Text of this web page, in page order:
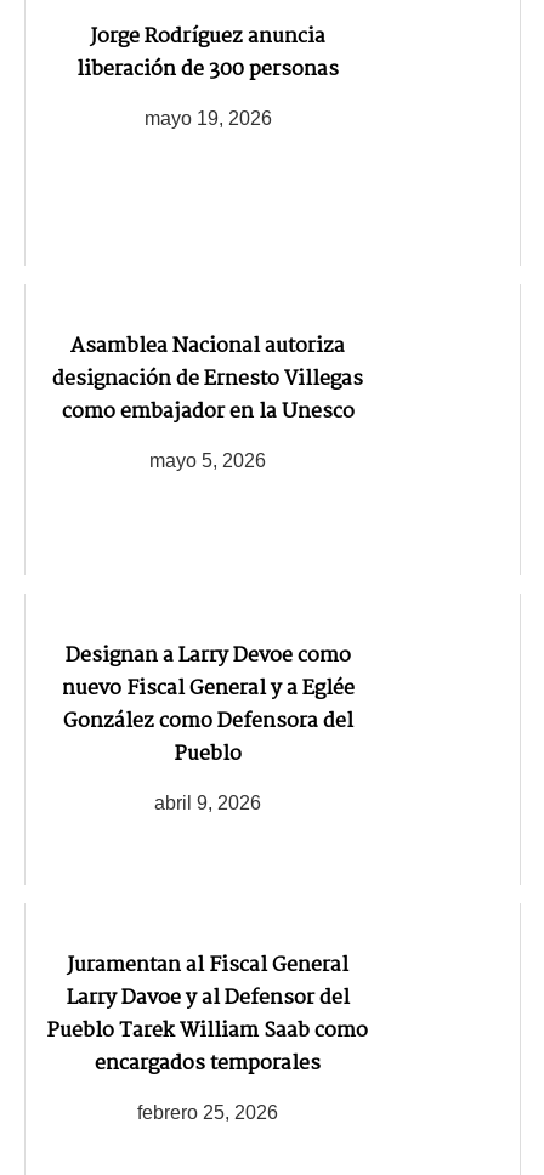
Jorge Rodríguez anuncia
liberación de 300 personas
mayo 19, 2026
Asamblea Nacional autoriza
designación de Ernesto Villegas
como embajador en la Unesco
mayo 5, 2026
Designan a Larry Devoe como
nuevo Fiscal General y a Eglée
González como Defensora del
Pueblo
abril 9, 2026
Juramentan al Fiscal General
Larry Davoe y al Defensor del
Pueblo Tarek William Saab como
encargados temporales
febrero 25, 2026